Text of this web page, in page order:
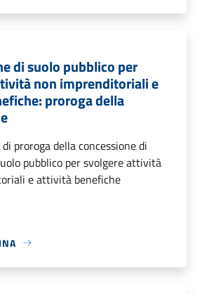
di suolo pubblico per
non imprenditoriali e
proroga della
proroga della concessione di
pubblico per svolgere attività
e attività benefiche